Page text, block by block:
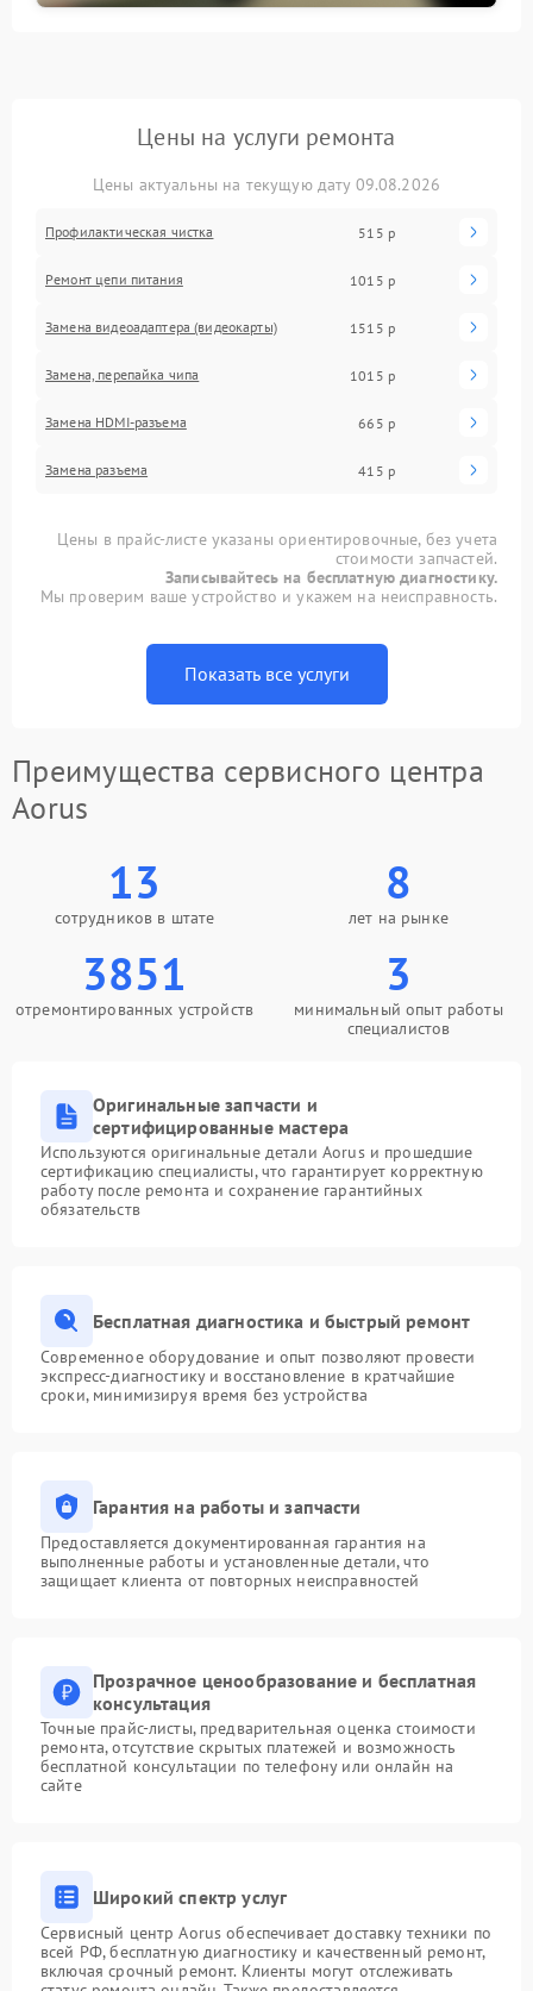
Цены на услуги ремонта
Цены актуальны на текущую дату 09.08.2026
Профилактическая чистка 515 р
Ремонт цепи питания 1015 р
Замена видеоадаптера (видеокарты) 1515 р
Замена, перепайка чипа 1015 р
Замена HDMI-разъема 665 р
Замена разъема 415 р
Цены в прайс-листе указаны ориентировочные, без учета
стоимости запчастей.
Записывайтесь на бесплатную диагностику.
Мы проверим ваше устройство и укажем на неисправность.
Показать все услуги
Преимущества сервисного центра
Aorus
13
сотрудников в штате
8
лет на рынке
3851
отремонтированных устройств
3
минимальный опыт работы
специалистов
Оригинальные запчасти и
сертифицированные мастера
Используются оригинальные детали Aorus и прошедшие
сертификацию специалисты, что гарантирует корректную
работу после ремонта и сохранение гарантийных
обязательств
Бесплатная диагностика и быстрый ремонт
Современное оборудование и опыт позволяют провести
экспресс-диагностику и восстановление в кратчайшие
сроки, минимизируя время без устройства
Гарантия на работы и запчасти
Предоставляется документированная гарантия на
выполненные работы и установленные детали, что
защищает клиента от повторных неисправностей
Прозрачное ценообразование и бесплатная
консультация
Точные прайс-листы, предварительная оценка стоимости
ремонта, отсутствие скрытых платежей и возможность
бесплатной консультации по телефону или онлайн на
сайте
Широкий спектр услуг
Сервисный центр Aorus обеспечивает доставку техники по
всей РФ, бесплатную диагностику и качественный ремонт,
включая срочный ремонт. Клиенты могут отслеживать